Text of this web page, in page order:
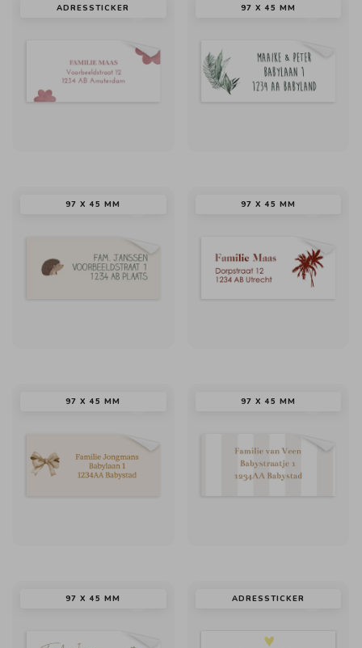
ADRESSTICKER 97 X 45 MM
97 X 45 MM 97 X 45 MM
97 X 45 MM 97 X 45 MM
97 X 45 MM ADRESSTICKER